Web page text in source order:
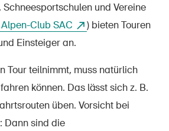
und Vereine
Club SAC
) bieten Touren
Einsteiger an.
Tour teilnimmt, muss natürlich
können. Das lässt sich z. B.
üben. Vorsicht bei
Dann sind die